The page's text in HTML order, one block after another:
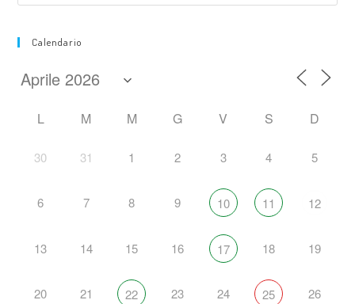
Calendario
L M M G V S D
30 31 1 2 3 4 5
6 7 8 9 10 11 12
13 14 15 16 17 18 19
20 21 22 23 24 25 26